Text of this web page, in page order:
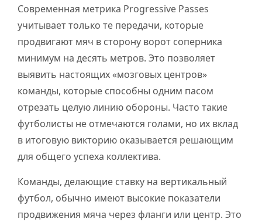
Современная метрика Progressive Passes
учитывает только те передачи, которые
продвигают мяч в сторону ворот соперника
минимум на десять метров. Это позволяет
выявить настоящих «мозговых центров»
команды, которые способны одним пасом
отрезать целую линию обороны. Часто такие
футболисты не отмечаются голами, но их вклад
в итоговую викторию оказывается решающим
для общего успеха коллектива.
Команды, делающие ставку на вертикальный
футбол, обычно имеют высокие показатели
продвижения мяча через фланги или центр. Это